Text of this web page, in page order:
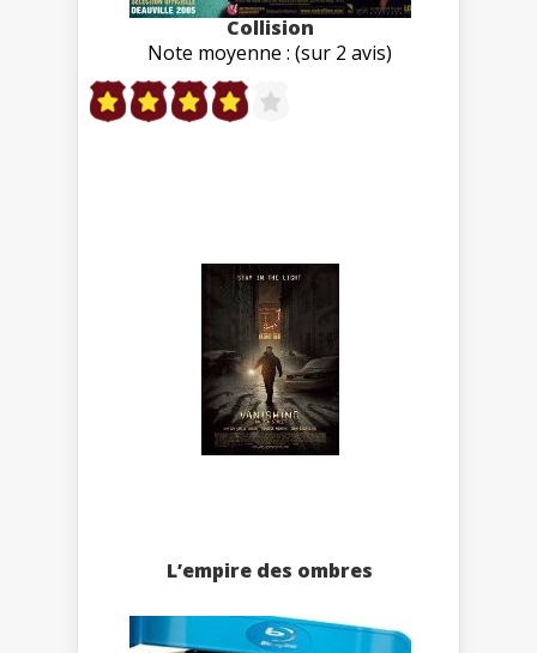
Collision
Note moyenne : (sur 2 avis)
L’empire des ombres